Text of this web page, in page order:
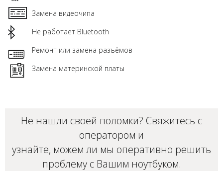
Замена видеочипа
Не работает Bluetooth
Ремонт или замена разъёмов
Замена материнской платы
Не нашли своей поломки? Свяжитесь с
оператором и
узнайте, можем ли мы оперативно решить
проблему с Вашим ноутбуком.